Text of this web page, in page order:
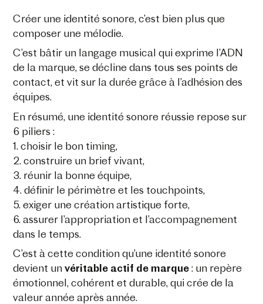
Créer une identité sonore, c’est bien plus que
composer une mélodie.
C’est bâtir un langage musical qui exprime l’ADN
de la marque, se décline dans tous ses points de
contact, et vit sur la durée grâce à l’adhésion des
équipes.
En résumé, une identité sonore réussie repose sur
6 piliers :
1. choisir le bon timing,
2. construire un brief vivant,
3. réunir la bonne équipe,
4. définir le périmètre et les touchpoints,
5. exiger une création artistique forte,
6. assurer l’appropriation et l’accompagnement
dans le temps.
C’est à cette condition qu’une identité sonore
devient unvéritable actif de marque : un repère
émotionnel, cohérent et durable, qui crée de la
valeur année après année.